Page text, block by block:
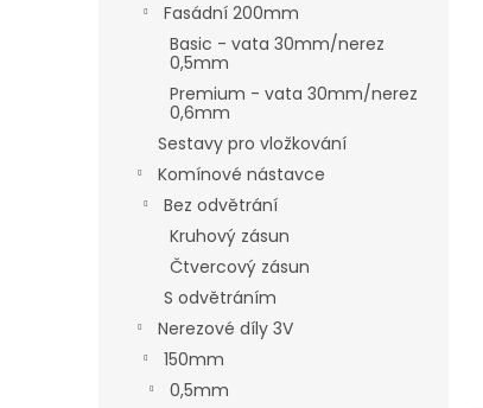
Fasádní 200mm
Basic - vata 30mm/nerez
0,5mm
Premium - vata 30mm/nerez
0,6mm
Sestavy pro vložkování
Komínové nástavce
Bez odvětrání
Kruhový zásun
Čtvercový zásun
S odvětráním
Nerezové díly 3V
150mm
0,5mm